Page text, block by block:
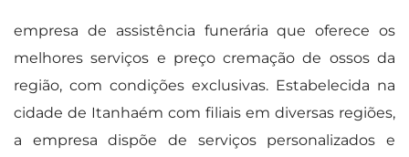
empresa de assistência funerária que oferece os
melhores serviços e preço cremação de ossos da
região, com condições exclusivas. Estabelecida na
cidade de Itanhaém com filiais em diversas regiões,
a empresa dispõe de serviços personalizados e